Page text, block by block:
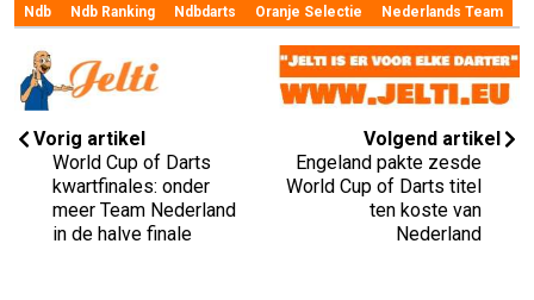
Ndb Ndb Ranking Ndbdarts Oranje Selectie Nederlands Team
Vorig artikel
World Cup of Darts
kwartfinales: onder
meer Team Nederland
in de halve finale
Volgend artikel
Engeland pakte zesde
World Cup of Darts titel
ten koste van
Nederland